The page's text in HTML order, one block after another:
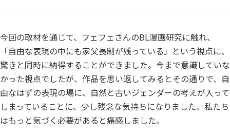
今回の取材を通じて、フェフェさんのBL漫画研究に触れ、
「自由な表現の中にも家父長制が残っている」という視点に、
驚きと同時に納得することができました。今まで意識していな
かった視点でしたが、作品を思い返してみるとその通りで、自
由なはずの表現の場に、自然と古いジェンダーの考えが入って
しまっていることに、少し残念な気持ちになりました。私たち
はもっと気づく必要があると痛感しました。